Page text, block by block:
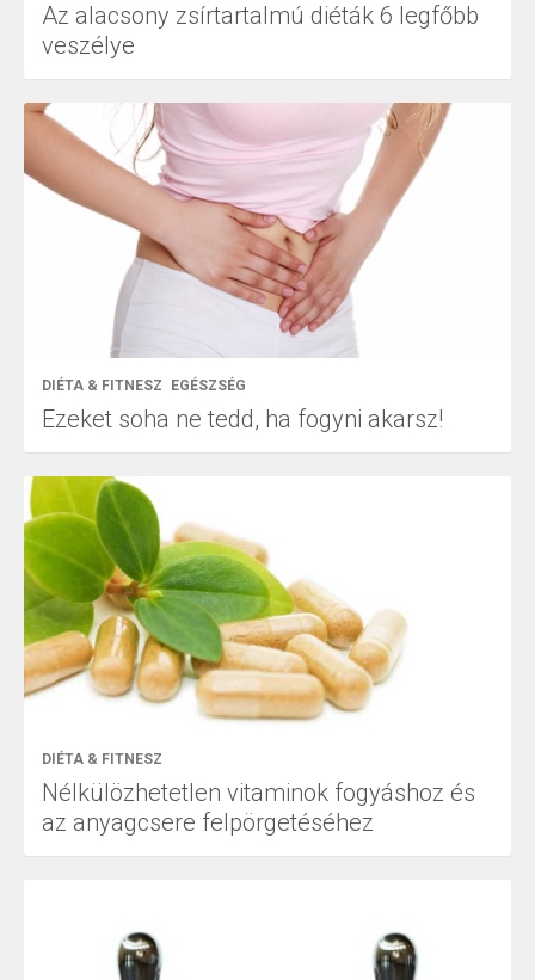
Az alacsony zsírtartalmú diéták 6 legfőbb
veszélye
DIÉTA & FITNESZ EGÉSZSÉG
Ezeket soha ne tedd, ha fogyni akarsz!
DIÉTA & FITNESZ
Nélkülözhetetlen vitaminok fogyáshoz és
az anyagcsere felpörgetéséhez